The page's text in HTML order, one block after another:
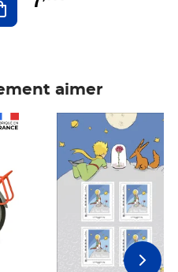
aimer
Prix 7,50€